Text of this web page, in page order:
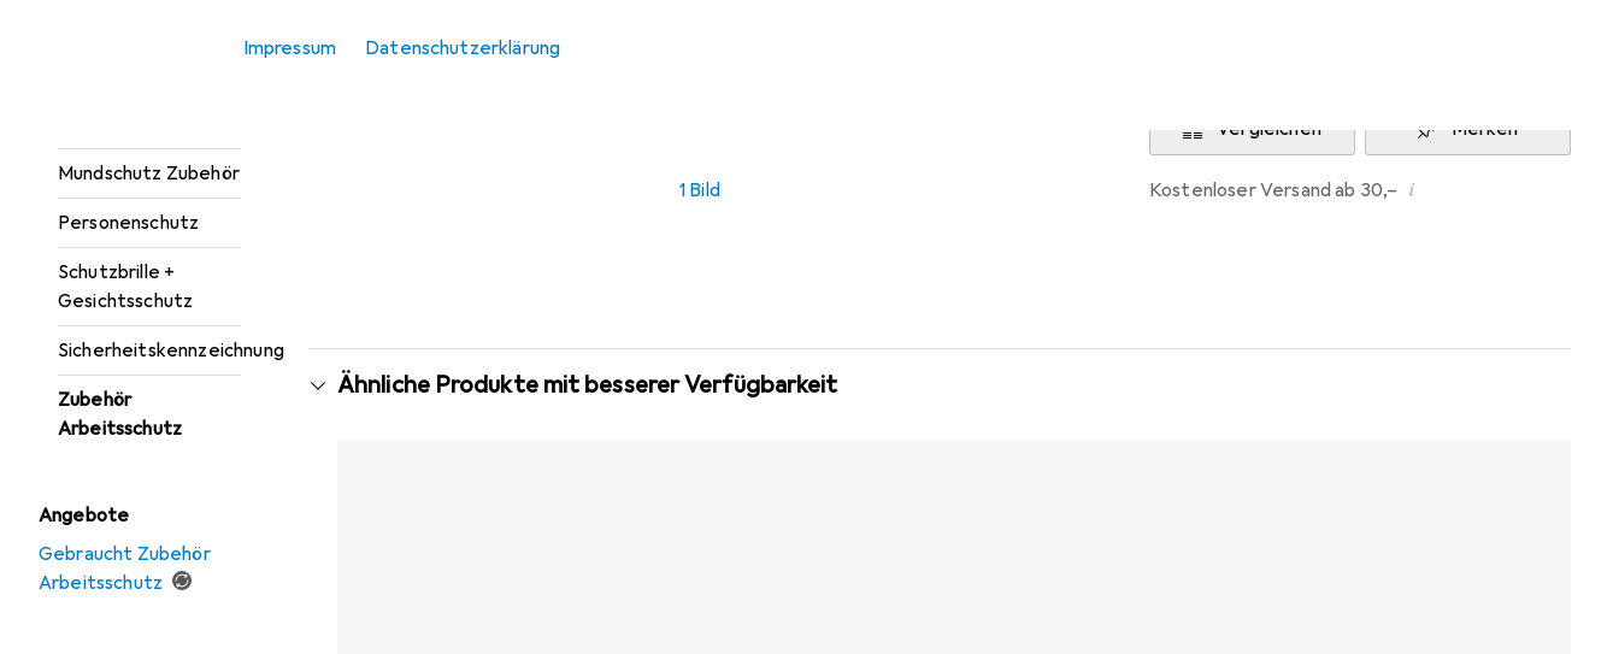
Impressum Datenschutzerklärung
Mundschutz Zubehör
Personenschutz
Schutzbrille +
Gesichtsschutz
Sicherheitskennzeichnung
Zubehör
Arbeitsschutz
Angebote
Gebraucht Zubehör
Arbeitsschutz
1 Bild
Vergleichen Merken
Kostenloser Versand ab 30,– i
Ähnliche Produkte mit besserer Verfügbarkeit